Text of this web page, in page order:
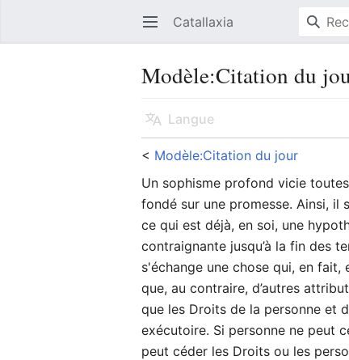
Ouvrir le menu principal Catallaxia
Modèle:Citation du
Langue
< Modèle:Citation du jour
Un sophisme profond vicie
fondé sur une promesse. Ainsi, il
ce qui est déjà, en soi, une
contraignante jusqu’à la fin des
s'échange une chose qui, en
que, au contraire, d’autres
que les Droits de la personne et
exécutoire. Si personne ne peut
peut céder les Droits ou les